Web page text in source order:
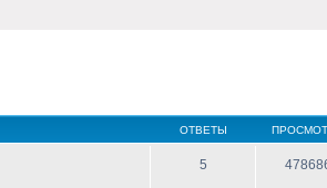
ОТВЕТЫ
5